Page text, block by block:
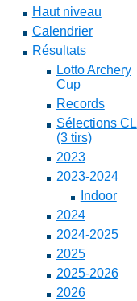
Haut niveau
Calendrier
Résultats
Lotto Archery
Cup
Records
Sélections CL
(3 tirs)
2023
2023-2024
Indoor
2024
2024-2025
2025
2025-2026
2026